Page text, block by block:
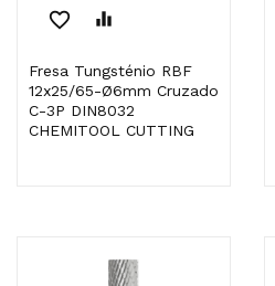
favorite_border equalizer
Fresa Tungsténio RBF
12x25/65-Ø6mm Cruzado
C-3P DIN8032
CHEMITOOL CUTTING